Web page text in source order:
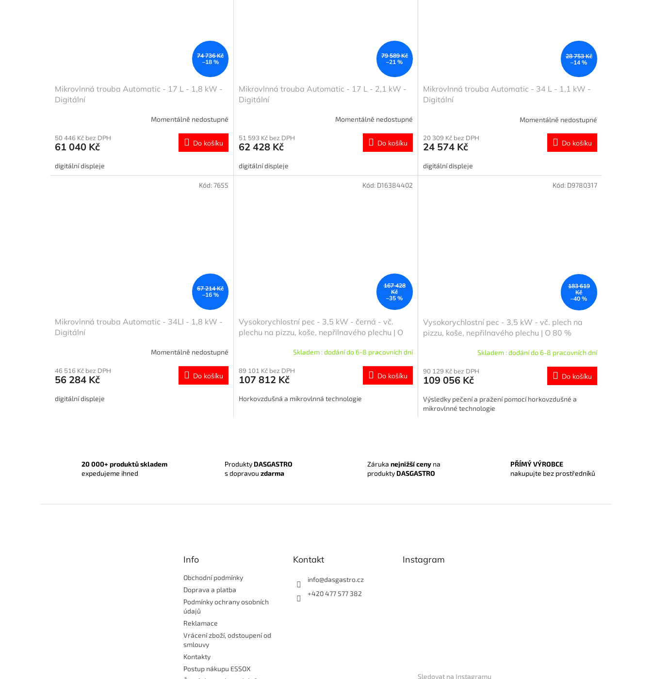
74 736 Kč
–18 %
Mikrovlnná trouba Automatic - 17 L - 1,8 kW -
Digitální
Momentálně nedostupné
50 446 Kč bez DPH
61 040 Kč Do košíku
digitální displeje
79 589 Kč
–21 %
Mikrovlnná trouba Automatic - 17 L - 2,1 kW -
Digitální
Momentálně nedostupné
51 593 Kč bez DPH
62 428 Kč Do košíku
digitální displeje
28 753 Kč
–14 %
Mikrovlnná trouba Automatic - 34 L - 1,1 kW -
Digitální
Momentálně nedostupné
20 309 Kč bez DPH
24 574 Kč Do košíku
digitální displeje
67 214 Kč
–16 %
Mikrovlnná trouba Automatic - 34Ll - 1,8 kW -
Digitální
Momentálně nedostupné
46 516 Kč bez DPH
56 284 Kč Do košíku
digitální displeje
Kód:7655
167 428
Kč
–35 %
Vysokorychlostní pec - 3,5 kW - černá - vč.
plechu na pizzu, koše, nepřilnavého plechu | O
Skladem : dodání do 6-8 pracovních dní
89 101 Kč bez DPH
107 812 Kč Do košíku
Horkovzdušná a mikrovlnná technologie
Kód: D16384402
183 619
Kč
–40 %
Vysokorychlostní pec - 3,5 kW - vč. plech na
pizzu, koše, nepřilnavého plechu | O 80 %
Skladem : dodání do 6-8 pracovních dní
90 129 Kč bez DPH
109 056 Kč Do košíku
Výsledky pečení a pražení pomocí horkovzdušné a
mikrovlnné technologie
Kód: D9780317
p
i
u
20 000+ produktů skladem
expedujeme ihned
Produkty DASGASTRO
s dopravou zdarma
Záruka nejnižší ceny na
produkty DASGASTRO
PŘÍMÝ VÝROBCE
nakupujte bez prostředníků
Info
Obchodní podmínky
Doprava a platba
Podmínky ochrany osobních
údajů
Reklamace
Vrácení zboží, odstoupení od
smlouvy
Kontakty
Postup nákupu ESSOX
Kontakt
info@dasgastro.cz
+420 477 577 382
Instagram
Sledovat na Instagramu